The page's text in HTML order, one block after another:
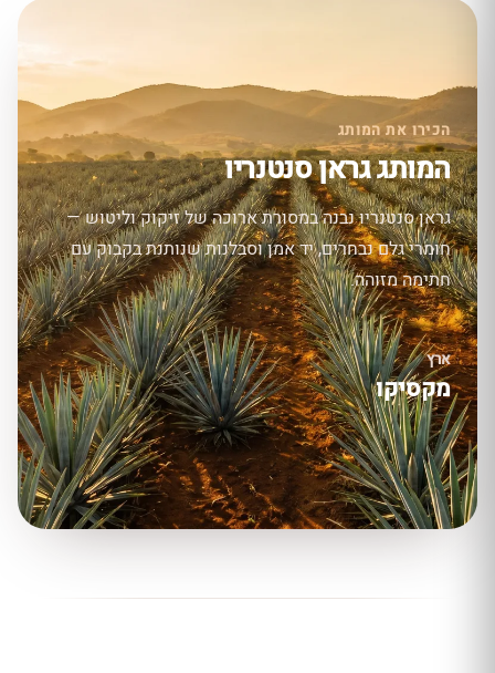
הכירו את המותג
המותג גראן סנטנריו
גראן סנטנריו נבנה במסורת ארוכה של זיקוק וליטוש —
חומרי גלם נבחרים, יד אמן וסבלנות שנותנת בקבוק עם
חתימה מזוהה.
ארץ
מקסיקו